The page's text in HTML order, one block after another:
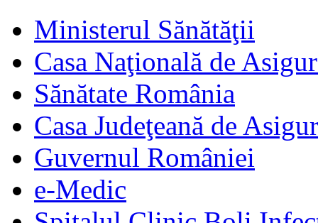
Ministerul Sănătăţii
Casa Naţională de
Sănătate România
Casa Judeţeană de
Guvernul României
e-Medic